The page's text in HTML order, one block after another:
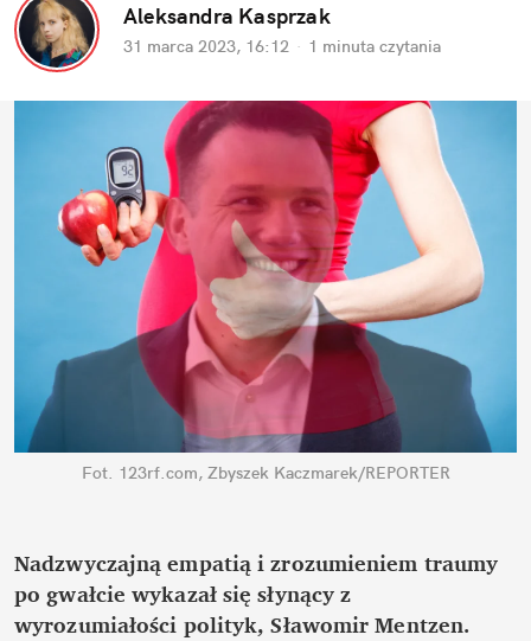
Aleksandra Kasprzak
31 marca 2023, 16:12 · 1 minuta czytania
Fot. 123rf.com, Zbyszek Kaczmarek/REPORTER
Nadzwyczajną empatią i zrozumieniem traumy
po gwałcie wykazał się słynący z
wyrozumiałości polityk, Sławomir Mentzen.